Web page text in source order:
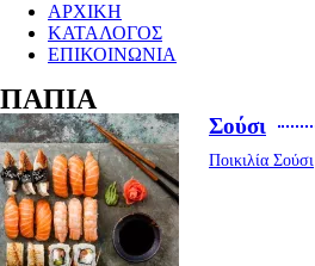
ΑΡΧΙΚΗ
ΚΑΤΑΛΟΓΟΣ
ΕΠΙΚΟΙΝΩΝΙΑ
ΠΑΠΙΑ
Σούσι
Ποικιλία Σούσι